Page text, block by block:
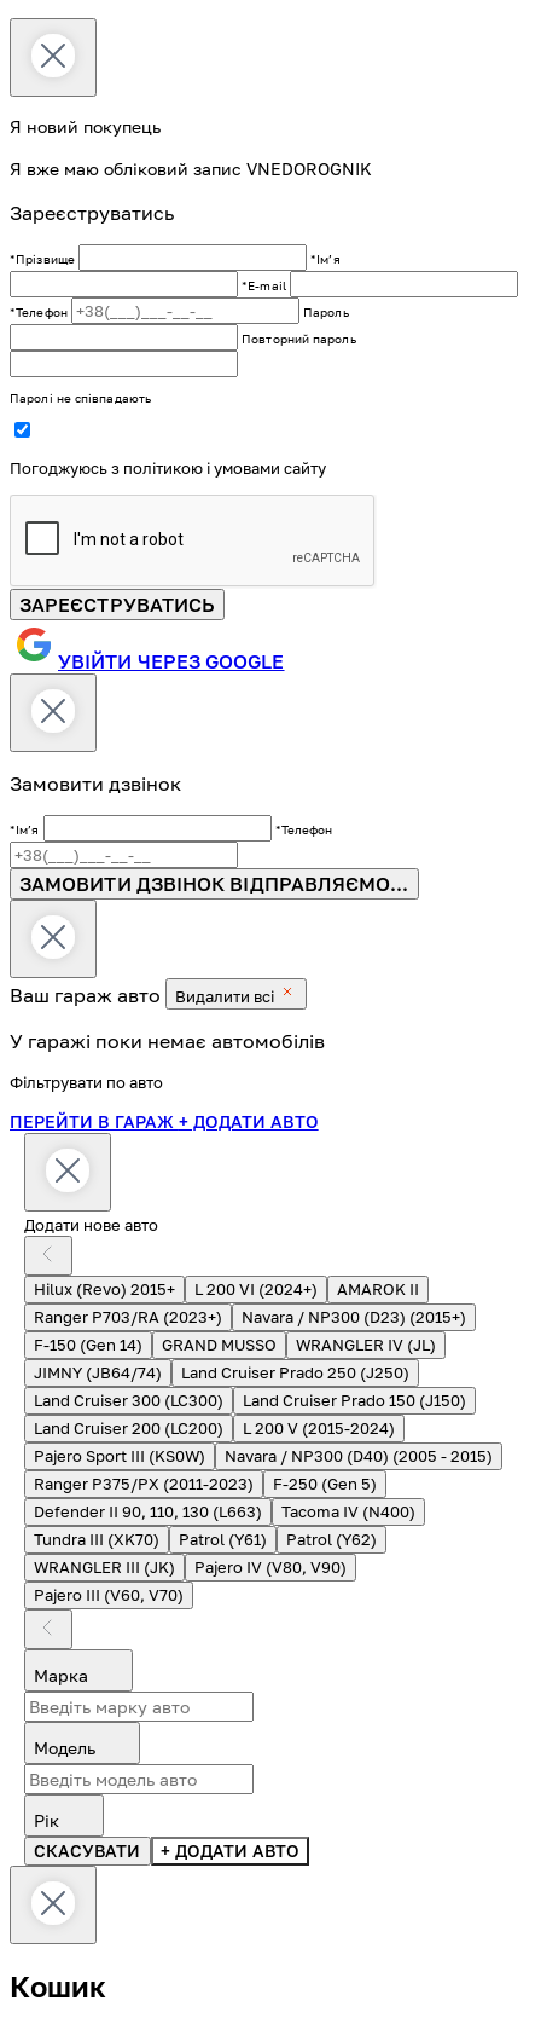
Я новий покупець
Я вже маю обліковий запис VNEDOROGNIK
Зареєструватись
*Прізвище
*Імʼя
*E-mail
*Телефон
Пароль
Повторний пароль
Паролі не співпадають
Погоджуюсь з політикою і умовами сайту
ЗАРЕЄСТРУВАТИСЬ
УВІЙТИ ЧЕРЕЗ GOOGLE
Замовити дзвінок
*Імʼя *Телефон
ЗАМОВИТИ ДЗВІНОК ВІДПРАВЛЯЄМО...
Ваш гараж авто Видалити всі
У гаражі поки немає автомобілів
Фільтрувати по авто
ПЕРЕЙТИ В ГАРАЖ + ДОДАТИ АВТО
Додати нове авто
Hilux (Revo) 2015+ L 200 VI (2024+)
AMAROK II
Ranger P703/RA (2023+)
Navara / NP300 (D23) (2015+)
F-150 (Gen 14)
GRAND MUSSO
WRANGLER IV (JL)
JIMNY (JB64/74)
Land Cruiser Prado 250 (J250)
Land Cruiser 300 (LC300)
Land Cruiser Prado 150 (J150)
Land Cruiser 200 (LC200)
L 200 V (2015-2024)
Pajero Sport III (KS0W)
Navara / NP300 (D40) (2005 - 2015)
Ranger P375/PX (2011-2023)
F-250 (Gen 5)
Defender II 90, 110, 130 (L663)
Tacoma IV (N400)
Tundra III (XK70)
Patrol (Y61)
Patrol (Y62)
WRANGLER III (JK)
Pajero IV (V80, V90)
Pajero III (V60, V70)
Марка
Модель
Рік
СКАСУВАТИ
+ ДОДАТИ АВТО
Кошик